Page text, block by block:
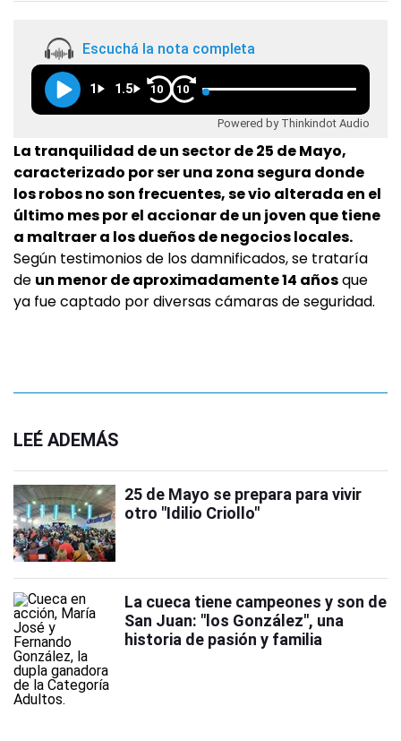
Escuchá la nota completa
1 1.5 10 10
Powered by Thinkindot Audio
La tranquilidad de un sector de 25 de Mayo,
caracterizado por ser una zona segura donde
los robos no son frecuentes, se vio alterada en el
último mes por el accionar de un joven que tiene
a maltraer a los dueños de negocios locales.
Según testimonios de los damnificados, se trataría
de un menor de aproximadamente 14 añosque
ya fue captado por diversas cámaras de seguridad.
LEÉ ADEMÁS
25 de Mayo se prepara para vivir
otro "Idilio Criollo"
La cueca tiene campeones y son de
San Juan: "los González", una
historia de pasión y familia